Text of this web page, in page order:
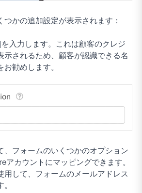
かの追加設定が表示されます：
入力します。これは顧客のクレジ
示されるため、顧客が認識できる名
勧めします。
、フォームのいくつかのオプション
アカウントにマッピングできます。
用して、フォームのメールアドレス